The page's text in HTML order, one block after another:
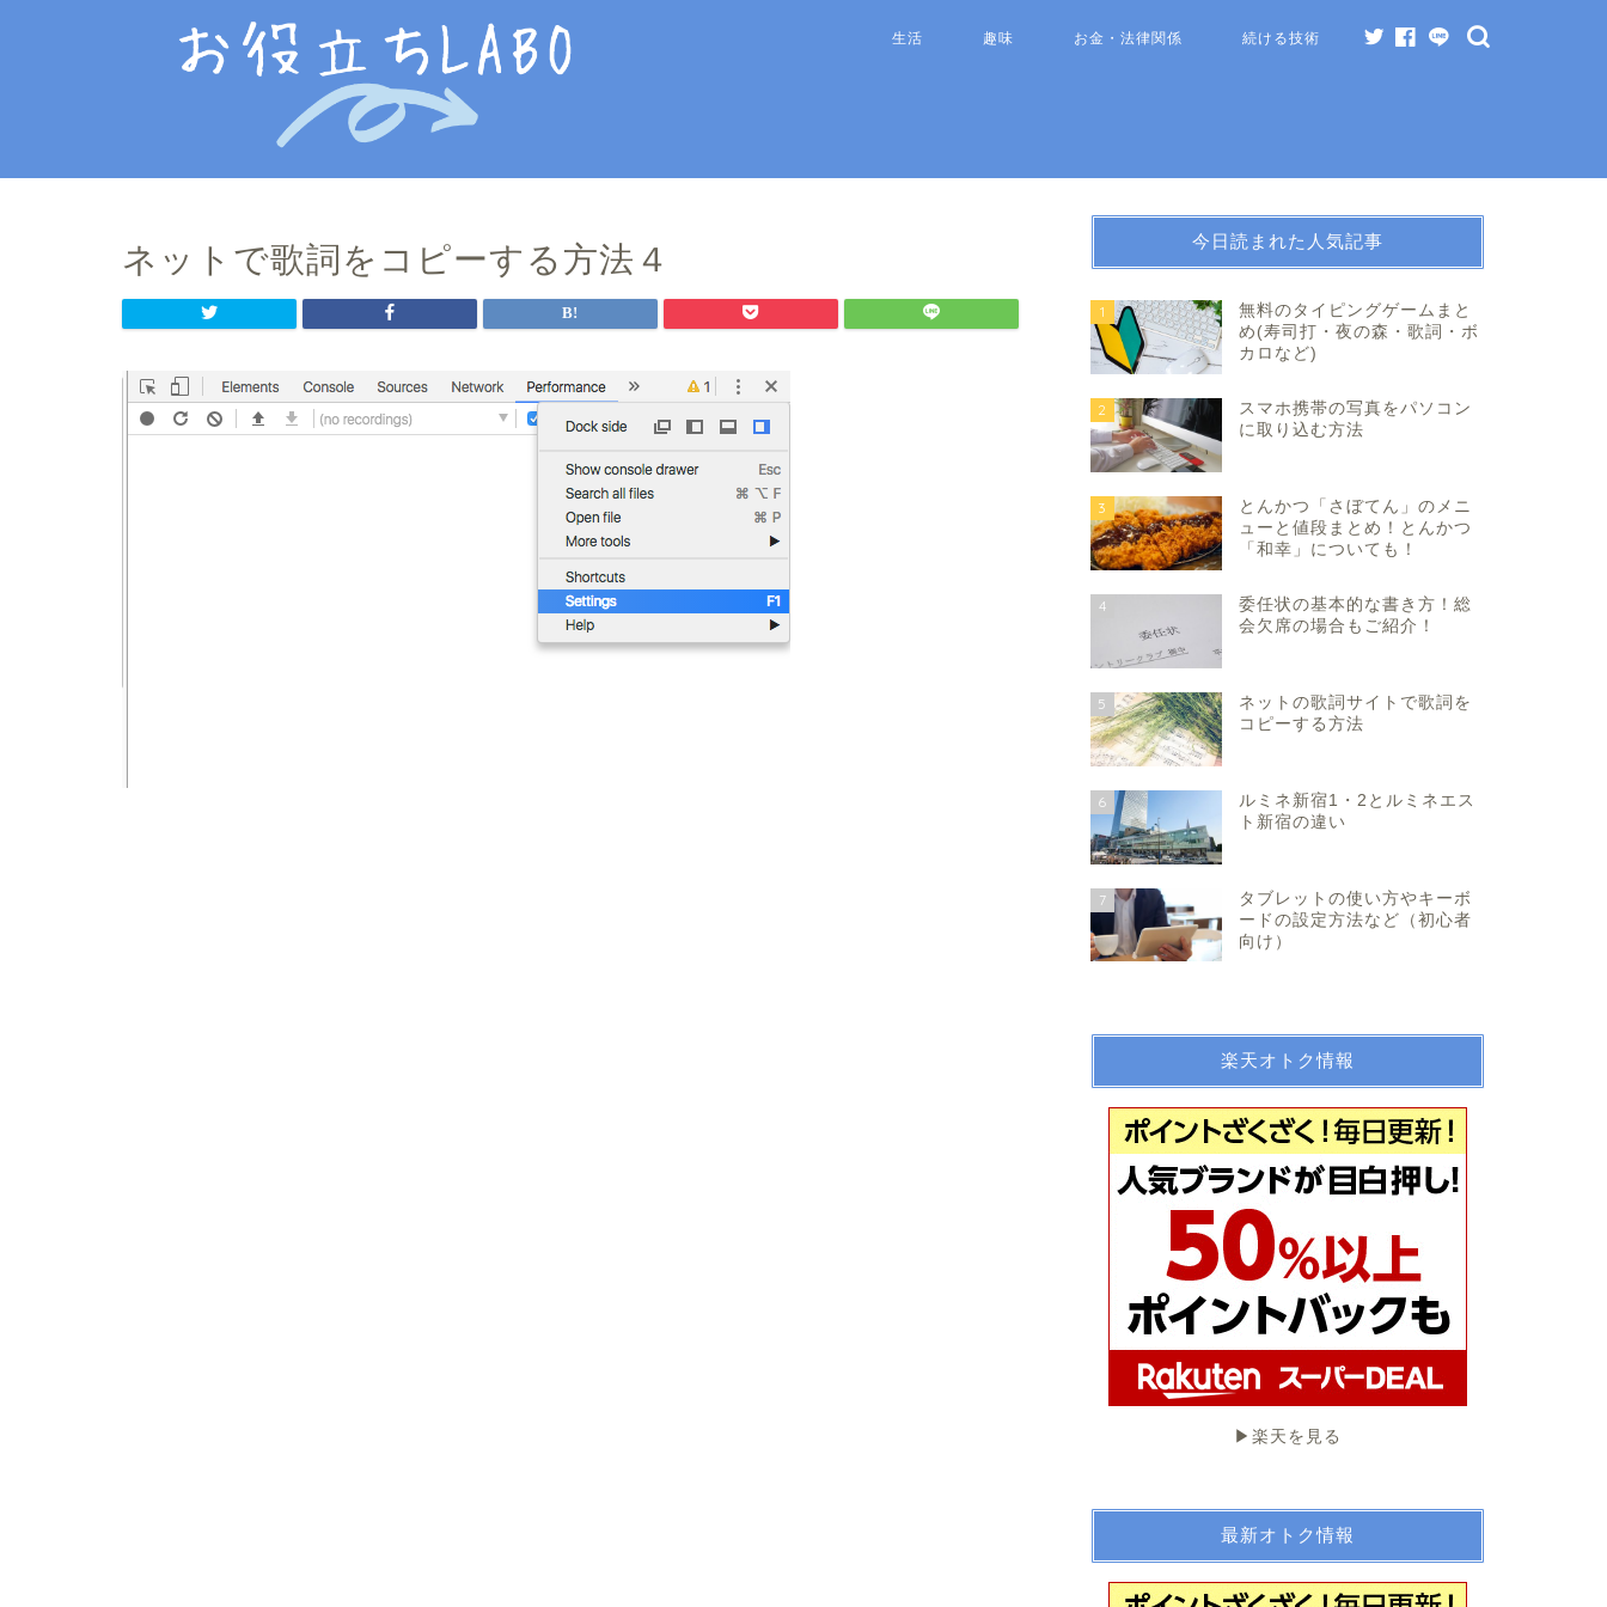
生活 趣味 お金・法律関係 続ける技術
ネットで歌詞をコピーする方法４ 今日読まれた人気記事
1
無料のタイピングゲームまと
め(寿司打・夜の森・歌詞・ボ
カロなど)
2
スマホ携帯の写真をパソコン
に取り込む方法
3
とんかつ「さぼてん」のメニ
ューと値段まとめ！とんかつ
「和幸」についても！
4
委任状の基本的な書き方！総
会欠席の場合もご紹介！
5
ネットの歌詞サイトで歌詞を
コピーする方法
6
ルミネ新宿1・2とルミネエス
ト新宿の違い
7
タブレットの使い方やキーボ
ードの設定方法など（初心者
向け）
楽天オトク情報
▶︎楽天を見る
最新オトク情報